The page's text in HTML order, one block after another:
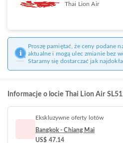
Thai Lion Air
Proszę pamiętać, że ceny podane
aktualne i mogą ulec zmianie bez
Staramy się dostarczać jak
Informacje o locie Thai Lion Air
Ekskluzywne oferty lotów
Bangkok - Chiang Mai
US$ 47.14